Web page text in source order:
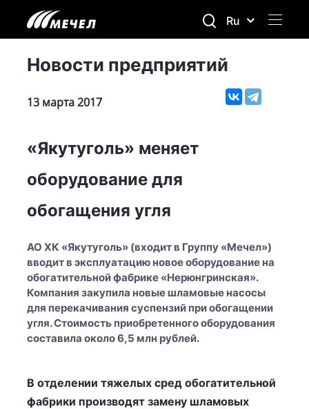
Ru
Новости предприятий
13 марта 2017
«Якутуголь» меняет
оборудование для
обогащения угля
АО ХК «Якутуголь» (входит в Группу «Мечел»)
вводит в эксплуатацию новое оборудование на
обогатительной фабрике «Нерюнгринская».
Компания закупила новые шламовые насосы
для перекачивания суспензий при обогащении
угля. Стоимость приобретенного оборудования
составила около 6,5 млн рублей.
В отделении тяжелых сред обогатительной
фабрики производят замену шламовых